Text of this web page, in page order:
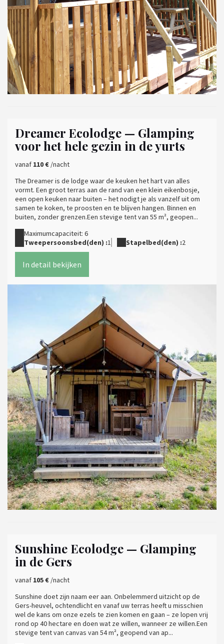
Dreamer Ecolodge — Glamping
voor het hele gezin in de yurts
vanaf 110 € /nacht
The Dreamer is de lodge waar de keuken het hart van alles
vormt. Een groot terras aan de rand van een klein eikenbosje,
een open keuken naar buiten – het nodigt je als vanzelf uit om
samen te koken, te proosten en te blijven hangen. Binnen en
buiten, zonder grenzen.Een stevige tent van 55 m², geopen...
Maximumcapaciteit: 6
Tweepersoonsbed(den) :1 Stapelbed(den) :2
In detail bekijken
Sunshine Ecolodge — Glamping
in de Gers
vanaf 105 € /nacht
Sunshine doet zijn naam eer aan. Onbelemmerd uitzicht op de
Gers-heuvel, ochtendlicht en vanaf uw terras heeft u misschien
wel de kans om onze ezels te zien komen en gaan – ze lopen vrij
rond op 40 hectare en doen wat ze willen, wanneer ze willen.Een
stevige tent van canvas van 54 m², geopend van ap...